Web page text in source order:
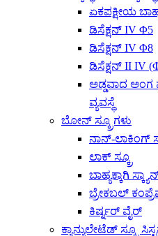
ಏಕಪಕ್ಷೀಯ
ಡಿಸೆಕ್ಷನ್ IV Φ5
ಡಿಸೆಕ್ಷನ್ IV Φ8
ಡಿಸೆಕ್ಷನ್ II ​​IV
ಅಡ್ಡವಾದ ಅಂಗ
ವ್ಯವಸ್ಥೆ
ಬೋನ್ ಸ್ಕ್ರೂಗಳು
ನಾನ್-ಲಾಕಿಂಗ್
ಲಾಕ್ ಸ್ಕ್ರೂ
ಬಾಹ್ಯಕ್ಕಾಗಿ ಸ್ಕ್ಯಾನ್
ಬ್ರೇಕಬಲ್
ಕಿರ್ಷ್ನರ್ ವೈರ್
ಕ್ಯಾನ್ಯುಲೇಟೆಡ್ ಸ್ಕ್ರೂ